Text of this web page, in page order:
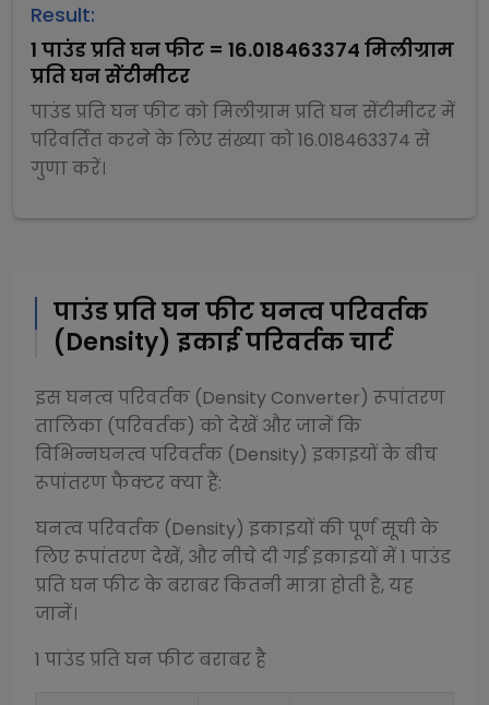
Result:
1 पाउंड प्रति घन फीट = 16.018463374 मिलीग्राम
प्रति घन सेंटीमीटर
पाउंड प्रति घन फीटकोमिलीग्राम प्रति घन सेंटीमीटरमें
परिवर्तित करने के लिए संख्या को16.018463374 से
गुणाकरें।
पाउंड प्रति घन फीटघनत्व परिवर्तक
(Density) इकाई परिवर्तक चार्ट
इसघनत्व परिवर्तक (Density Converter) रूपांतरण
तालिका (परिवर्तक) को देखें और जानें कि
विभिन्नघनत्व परिवर्तक (Density) इकाइयों के बीच
रूपांतरण फैक्टर क्या हैं:
घनत्व परिवर्तक (Density) इकाइयों की पूर्ण सूची के
लिए रूपांतरण देखें, और नीचे दी गई इकाइयों में 1 पाउंड
प्रति घन फीटके बराबर कितनी मात्रा होती है, यह
जानें।
1 पाउंड प्रति घन फीटबराबर है